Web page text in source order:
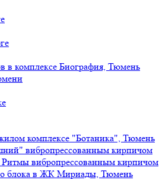
в комплексе Биография, Тюмень
комплексе "Ботаника", Тюмень
вибропрессованным кирпичом
вибропрессованным кирпичом
блока в ЖК Мириады, Тюмень